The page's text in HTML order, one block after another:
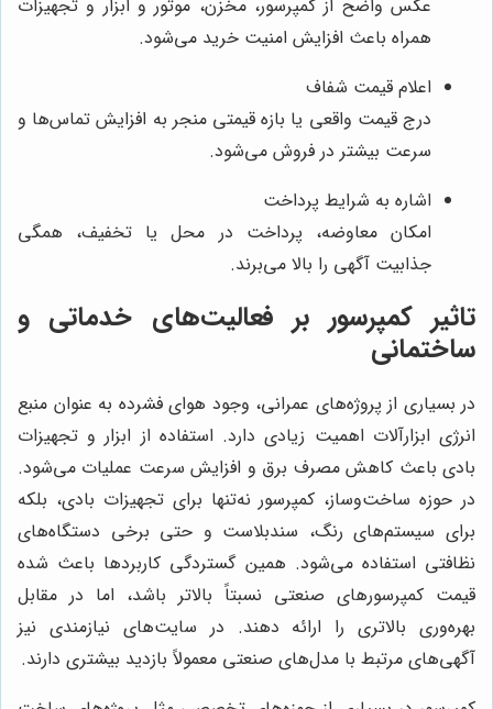
عکس واضح از کمپرسور، مخزن، موتور و ابزار و تجهیزات
همراه باعث افزایش امنیت خرید می‌شود.
اعلام قیمت شفاف
درج قیمت واقعی یا بازه قیمتی منجر به افزایش تماس‌ها و
سرعت بیشتر در فروش می‌شود.
اشاره به شرایط پرداخت
امکان معاوضه، پرداخت در محل یا تخفیف، همگی
جذابیت آگهی را بالا می‌برند.
تاثیر کمپرسور بر فعالیت‌های خدماتی و
ساختمانی
در بسیاری از پروژه‌های عمرانی، وجود هوای فشرده به عنوان منبع
انرژی ابزارآلات اهمیت زیادی دارد. استفاده از ابزار و تجهیزات
بادی باعث کاهش مصرف برق و افزایش سرعت عملیات می‌شود.
در حوزه ساخت‌وساز، کمپرسور نه‌تنها برای تجهیزات بادی، بلکه
برای سیستم‌های رنگ، سندبلاست و حتی برخی دستگاه‌های
نظافتی استفاده می‌شود. همین گستردگی کاربردها باعث شده
قیمت کمپرسورهای صنعتی نسبتاً بالاتر باشد، اما در مقابل
بهره‌وری بالاتری را ارائه دهند. در سایت‌های نیازمندی نیز
آگهی‌های مرتبط با مدل‌های صنعتی معمولاً بازدید بیشتری دارند.